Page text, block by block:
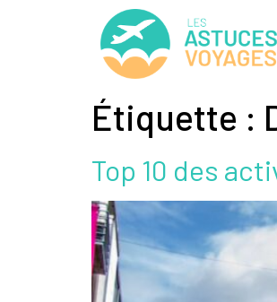
Étiquette :
Top 10 des